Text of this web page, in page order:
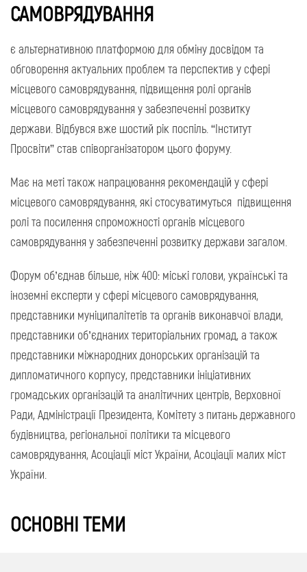
САМОВРЯДУВАННЯ
є альтернативною платформою для обміну досвідом та
обговорення актуальних проблем та перспектив у сфері
місцевого самоврядування, підвищення ролі органів
місцевого самоврядування у забезпеченні розвитку
держави. Відбувся вже шостий рік поспіль. “Інститут
Просвіти” став співорганізатором цього форуму.
Має на меті також напрацювання рекомендацій у сфері
місцевого самоврядування, які стосуватимуться підвищення
ролі та посилення спроможності органів місцевого
самоврядування у забезпеченні розвитку держави загалом.
Форум об’єднав більше, ніж 400: міські голови, українські та
іноземні експерти у сфері місцевого самоврядування,
представники муніципалітетів та органів виконавчої влади,
представники об’єднаних територіальних громад, а також
представники міжнародних донорських організацій та
дипломатичного корпусу, представники ініціативних
громадських організацій та аналітичних центрів, Верховної
Ради, Адміністрації Президента, Комітету з питань державного
будівництва, регіональної політики та місцевого
самоврядування, Асоціації міст України, Асоціації малих міст
України.
ОСНОВНІ ТЕМИ